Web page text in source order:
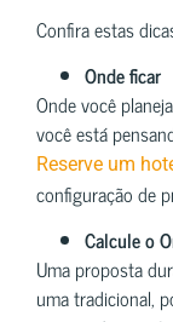
Confira estas
Onde ficar
Onde você
você está
Reserve um
configuração de
Calcule o
Uma proposta
uma tradicional,